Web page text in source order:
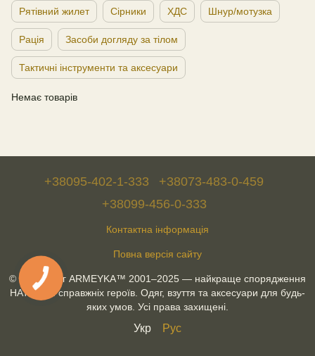
Рятівний жилет Сірники ХДС Шнур/мотузка
Рація Засоби догляду за тілом
Тактичні інструменти та аксесуари
Немає товарів
+38095-402-1-333
+38073-483-0-459
+38099-456-0-333
Контактна інформація
Повна версія сайту
© Військторг ARMEYKA™ 2001–2025 — найкраще спорядження
НАТО для справжніх героїв. Одяг, взуття та аксесуари для будь-
яких умов. Усі права захищені.
Укр Рус